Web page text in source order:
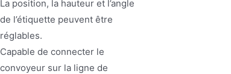
La position, la hauteur et l’angle
de l’étiquette peuvent être
réglables.
Capable de connecter le
convoyeur sur la ligne de